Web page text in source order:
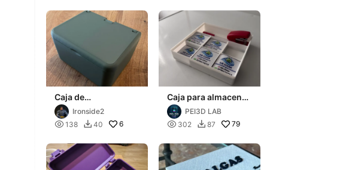
Caja de
almacenamiento
con tapaIronside2
 138  40 6
Caja para almacenar
objetos varios
PEI3D LAB
 302  87 79